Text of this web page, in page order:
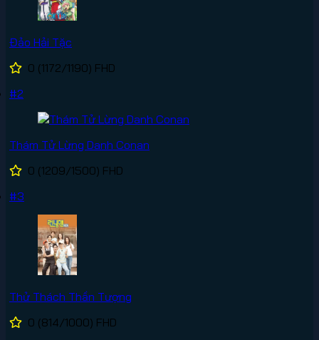
Đảo Hải Tặc
0 (1172/1190) FHD
#2
Thám Tử Lừng Danh Conan
0 (1209/1500) FHD
#3
Thử Thách Thần Tượng
0 (814/1000) FHD